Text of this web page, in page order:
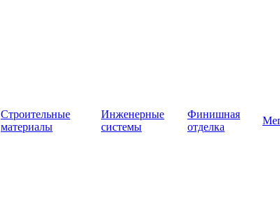
Строительные
материалы
Инженерные
системы
Финишная
отделка